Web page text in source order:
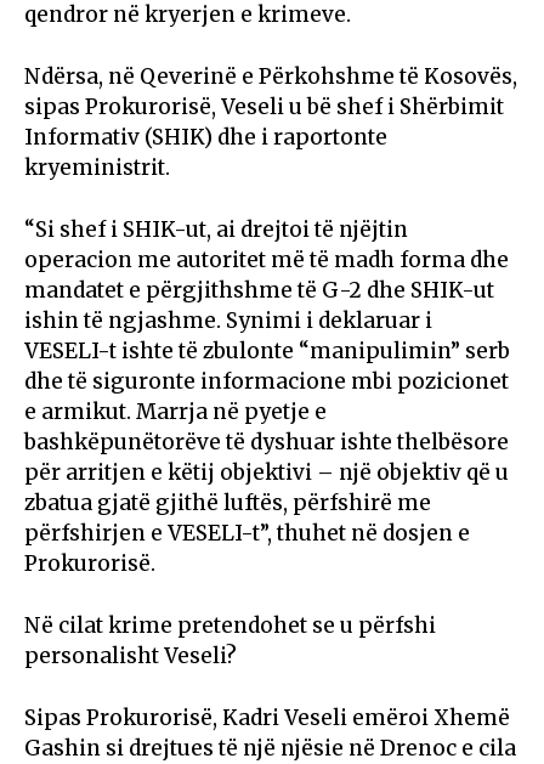
qendror në kryerjen e krimeve.
Ndërsa, në Qeverinë e Përkohshme të Kosovës,
sipas Prokurorisë, Veseli u bë shef i Shërbimit
Informativ (SHIK) dhe i raportonte
kryeministrit.
“Si shef i SHIK-ut, ai drejtoi të njëjtin
operacion me autoritet më të madh forma dhe
mandatet e përgjithshme të G-2 dhe SHIK-ut
ishin të ngjashme. Synimi i deklaruar i
VESELI-t ishte të zbulonte “manipulimin” serb
dhe të siguronte informacione mbi pozicionet
e armikut. Marrja në pyetje e
bashkëpunëtorëve të dyshuar ishte thelbësore
për arritjen e këtij objektivi – një objektiv që u
zbatua gjatë gjithë luftës, përfshirë me
përfshirjen e VESELI-t”, thuhet në dosjen e
Prokurorisë.
Në cilat krime pretendohet se u përfshi
personalisht Veseli?
Sipas Prokurorisë, Kadri Veseli emëroi Xhemë
Gashin si drejtues të një njësie në Drenoc e cila